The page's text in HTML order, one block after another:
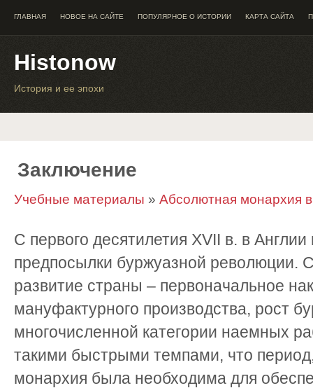
ГЛАВНАЯ НОВОЕ НА САЙТЕ ПОПУЛЯРНОЕ О ИСТОРИИ КАРТА САЙТА
Histonow
История и ее эпохи
Заключение
Учебные материалы » Абсолютная монархия
С первого десятилетия XVII в. в
предпосылки буржуазной революции.
развитие страны – первоначальное
мануфактурного производства, рост
многочисленной категории наемных
такими быстрыми темпами, что
монархия была необходима для